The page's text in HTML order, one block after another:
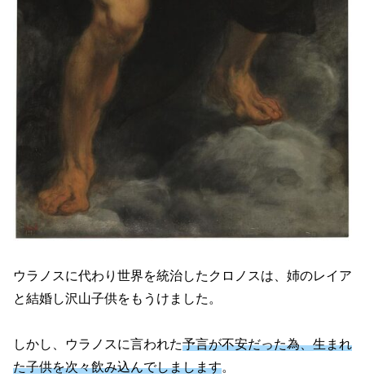
ウラノスに代わり世界を統治したクロノスは、姉のレイア
と結婚し沢山子供をもうけました。
しかし、ウラノスに言われた予言が不安だった為、生まれ
た子供を次々飲み込んでしまします。